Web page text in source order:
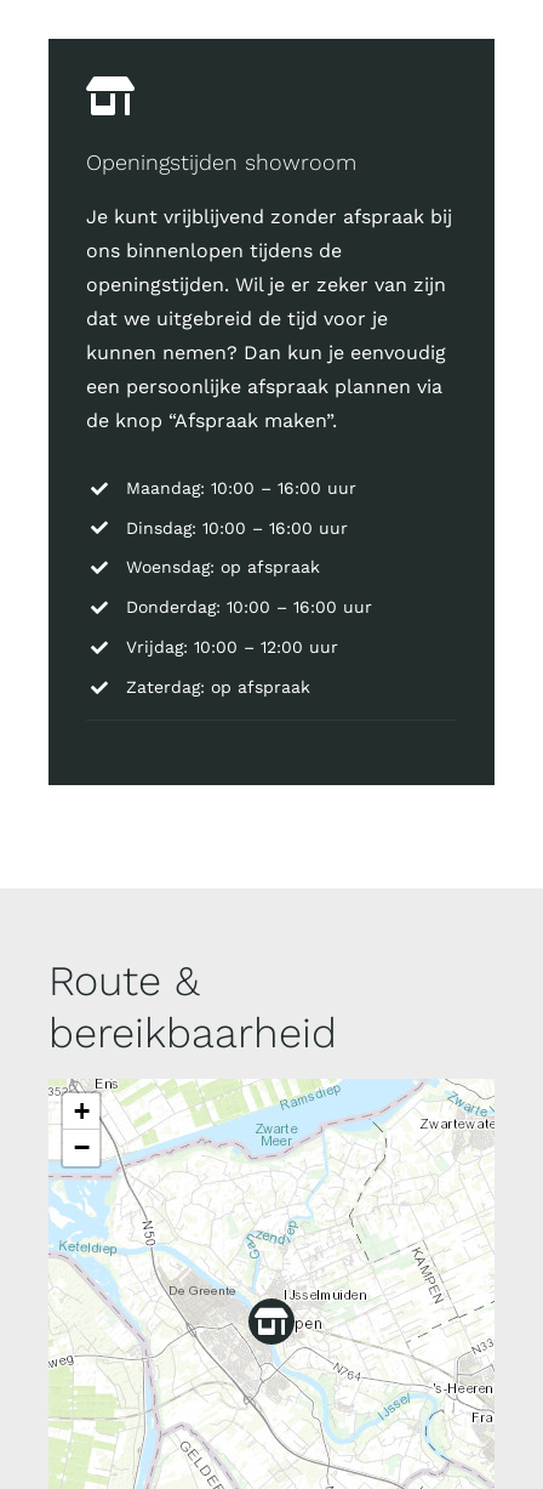
Openingstijden showroom
Je kunt vrijblijvend zonder afspraak bij
ons binnenlopen tijdens de
openingstijden. Wil je er zeker van zijn
dat we uitgebreid de tijd voor je
kunnen nemen? Dan kun je eenvoudig
een persoonlijke afspraak plannen via
de knop “Afspraak maken”.
Maandag: 10:00 – 16:00 uur
Dinsdag: 10:00 – 16:00 uur
Woensdag: op afspraak
Donderdag: 10:00 – 16:00 uur
Vrijdag: 10:00 – 12:00 uur
Zaterdag: op afspraak
Route &
bereikbaarheid
+
−